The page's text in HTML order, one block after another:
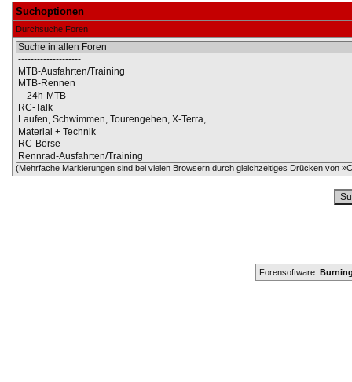
Suchoptionen
Durchsuche Foren
(Mehrfache Markierungen sind bei vielen Browsern durch gleichzeitiges Drücken von
Forensoftware: